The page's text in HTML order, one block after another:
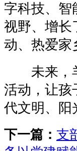
字科技、智
视野、增长
动、热爱家
未来，羊
活动，让孩
代文明、阳
下一篇： 支